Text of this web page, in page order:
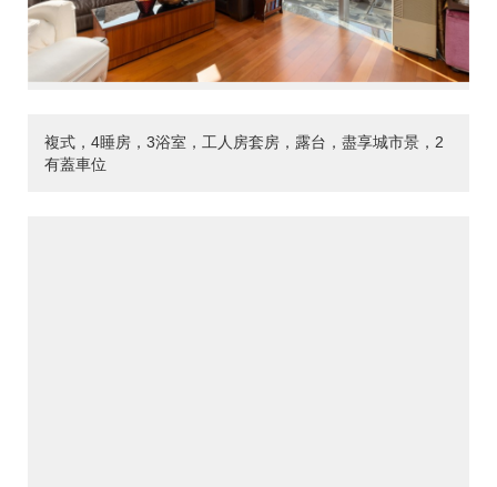
複式，4睡房，3浴室，工人房套房，露台，盡享城市景，2
有蓋車位